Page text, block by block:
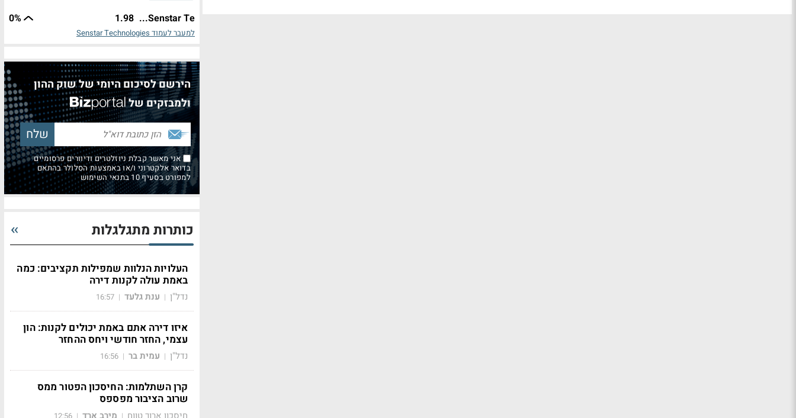
Senstar Te...
1.98
0%
למעבר לעמוד Senstar Technologies
הירשם לסיכום היומי של שוק ההון
ולמבזקים של
אני מאשר קבלת ניוזלטרים ודיוורים פרסומיים
בדואר אלקטרוני ו/או באמצעות הסלולר בהתאם
למפורט בסעיף 10 בתנאי השימוש
כותרות מתגלגלות
העלויות הנלוות שמפילות תקציבים: כמה
באמת עולה לקנות דירה
נדל"ן | ענת גלעד |
16:57
איזו דירה אתם באמת יכולים לקנות: הון
עצמי, החזר חודשי ויחס ההחזר
נדל"ן | עמית בר |
16:56
קרן השתלמות: החיסכון הפטור ממס
שרוב הציבור מפספס
חיסכון ארוך טווח | מירב ארד |
12:56